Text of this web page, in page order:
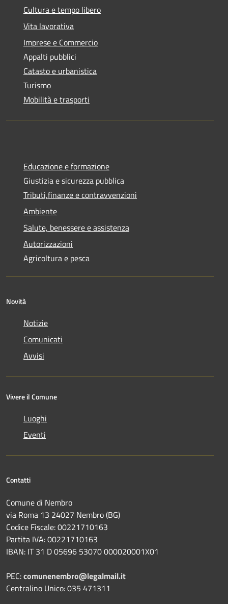
Cultura e tempo libero
Vita lavorativa
Imprese e Commercio
Appalti pubblici
Catasto e urbanistica
Turismo
Mobilità e trasporti
Educazione e formazione
Giustizia e sicurezza pubblica
Tributi,finanze e contravvenzioni
Ambiente
Salute, benessere e assistenza
Autorizzazioni
Agricoltura e pesca
Novità
Notizie
Comunicati
Avvisi
Vivere il Comune
Luoghi
Eventi
Contatti
Comune di Nembro
via Roma 13 24027 Nembro (BG)
Codice Fiscale: 00221710163
Partita IVA: 00221710163
IBAN: IT 31 D 05696 53070 000020001X01
PEC:comunenembro@legalmail.it
Centralino Unico: 035 471311